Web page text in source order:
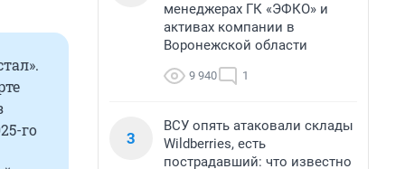
го
менеджерах ГК «ЭФКО» и
активах компании в
Воронежской области
9 940 1
3
ВСУ опять атаковали склады
Wildberries, есть
пострадавший: что известно